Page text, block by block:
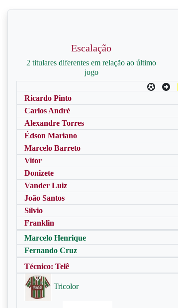
Escalação
2 titulares diferentes em relação ao último
jogo
Ricardo Pinto
Carlos André
Alexandre Torres
Édson Mariano
Marcelo Barreto
Vitor
Donizete
Vander Luiz
João Santos
Sílvio
Franklin
Marcelo Henrique
Fernando Cruz
Técnico: Telê
Tricolor